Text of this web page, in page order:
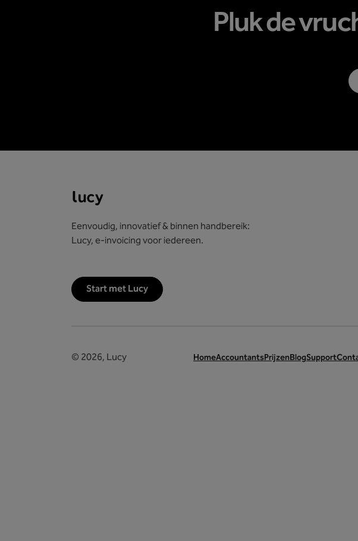
Pluk de
Eenvoudig, innovatief & binnen handbereik:
Lucy, e-invoicing voor iedereen.
Start met Lucy
© 2026, Lucy HomeAccountantsPrijzenBlogSupport